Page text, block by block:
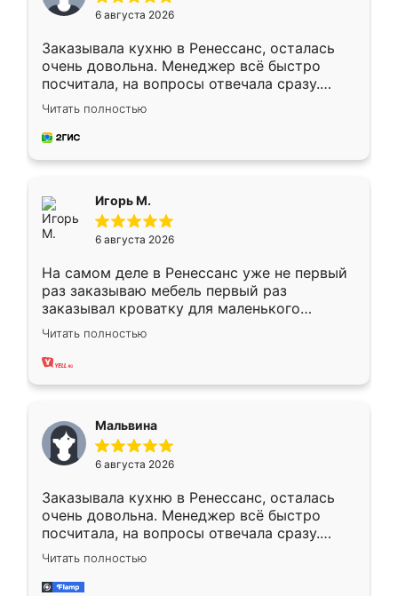
6 августа 2026
Заказывала кухню в Ренессанс, осталась
очень довольна. Менеджер всё быстро
посчитала, на вопросы отвечала сразу.
Замерщик приехал в субботу, подошёл к
делу со всей ответственностью. Собрали
за день, ребята работали аккуратно, даже
Читать полностью
Игорь М.
6 августа 2026
На самом деле в Ренессанс уже не первый
раз заказываю мебель первый раз
заказывал кроватку для маленького
ребёнка при его рождении ,во второй раз
заказал шкаф-купе. По качеству очень
хорошее сборка достаточно быстрая,
меньше, здесь же он более разнообразный.
Мне нравится ,если что-то потребуется из
мебели буду заказывать только здесь.
Читать полностью
Мальвина
6 августа 2026
Заказывала кухню в Ренессанс, осталась
очень довольна. Менеджер всё быстро
посчитала, на вопросы отвечала сразу.
Замерщик приехал в субботу, подошёл к
делу со всей ответственностью. Собрали
за день, ребята работали аккуратно, даже
Читать полностью